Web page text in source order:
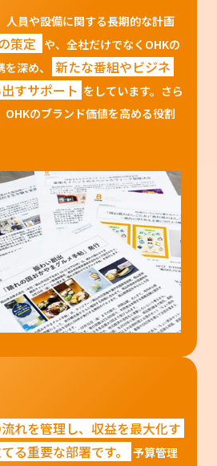
人員や設備に関する長期的な計画
策定 や、全社だけでなくOHKの
深め、
新たな番組やビジネ
すサポート をしています。さら
OHKのブランド価値を高める役割
れを管理し、収益を最大化す
る重要な部署です。
予算管理